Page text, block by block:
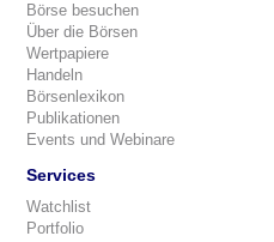
Börse besuchen
Über die Börsen
Wertpapiere
Handeln
Börsenlexikon
Publikationen
Events und Webinare
Services
Watchlist
Portfolio